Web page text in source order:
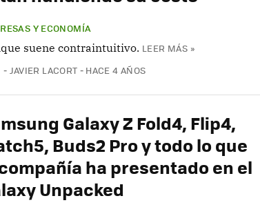
Y ECONOMÍA
suene contraintuitivo. LEER MÁS »
COMENTARIOS
JAVIER LACORT HACE 4 AÑOS
Galaxy Z Fold4, Flip4,
Buds2 Pro y todo lo que
ha presentado en el
Unpacked